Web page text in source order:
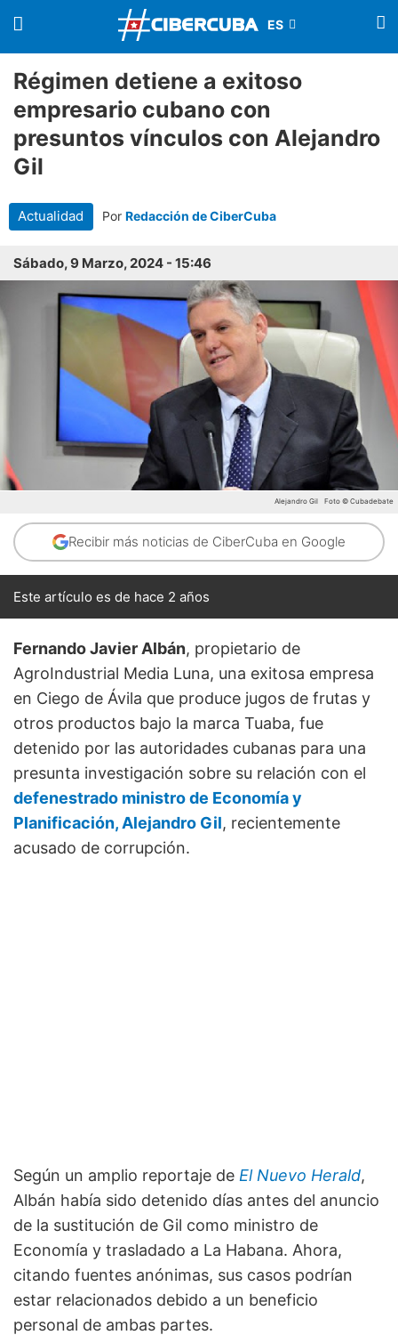
Régimen detiene a exitoso
empresario cubano con
presuntos vínculos con Alejandro
Gil
Actualidad Por Redacción de CiberCuba
Sábado, 9 Marzo, 2024 - 15:46
Alejandro Gil Foto © Cubadebate
Recibir más noticias de CiberCuba en Google
Este artículo es de hace 2 años
Fernando Javier Albán, propietario de
AgroIndustrial Media Luna, una exitosa empresa
en Ciego de Ávila que produce jugos de frutas y
otros productos bajo la marca Tuaba, fue
detenido por las autoridades cubanas para una
presunta investigación sobre su relación con el
defenestrado ministro de Economía y
Planificación, Alejandro Gil, recientemente
acusado de corrupción.
Según un amplio reportaje de El Nuevo Herald,
Albán había sido detenido días antes del anuncio
de la sustitución de Gil como ministro de
Economía y trasladado a La Habana. Ahora,
citando fuentes anónimas, sus casos podrían
estar relacionados debido a un beneficio
personal de ambas partes.